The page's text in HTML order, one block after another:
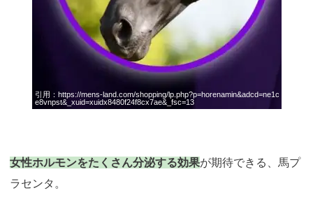
引用： https://mens-land.com/shopping/lp.php?p=horenamin&adcd=ne1c
e8vnpst&_xuid=xuidx8480f24f8cx7ae&_fsc=13
女性ホルモンをたくさん分泌する効果が期待できる、馬プ
ラセンタ。